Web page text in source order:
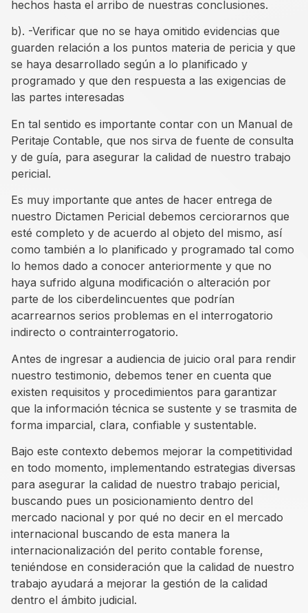
hechos hasta el arribo de nuestras conclusiones.
b). -Verificar que no se haya omitido evidencias que
guarden relación a los puntos materia de pericia y que
se haya desarrollado según a lo planificado y
programado y que den respuesta a las exigencias de
las partes interesadas
En tal sentido es importante contar con un Manual de
Peritaje Contable, que nos sirva de fuente de consulta
y de guía, para asegurar la calidad de nuestro trabajo
pericial.
Es muy importante que antes de hacer entrega de
nuestro Dictamen Pericial debemos cerciorarnos que
esté completo y de acuerdo al objeto del mismo, así
como también a lo planificado y programado tal como
lo hemos dado a conocer anteriormente y que no
haya sufrido alguna modificación o alteración por
parte de los ciberdelincuentes que podrían
acarrearnos serios problemas en el interrogatorio
indirecto o contrainterrogatorio.
Antes de ingresar a audiencia de juicio oral para rendir
nuestro testimonio, debemos tener en cuenta que
existen requisitos y procedimientos para garantizar
que la información técnica se sustente y se trasmita de
forma imparcial, clara, confiable y sustentable.
Bajo este contexto debemos mejorar la competitividad
en todo momento, implementando estrategias diversas
para asegurar la calidad de nuestro trabajo pericial,
buscando pues un posicionamiento dentro del
mercado nacional y por qué no decir en el mercado
internacional buscando de esta manera la
internacionalización del perito contable forense,
teniéndose en consideración que la calidad de nuestro
trabajo ayudará a mejorar la gestión de la calidad
dentro el ámbito judicial.